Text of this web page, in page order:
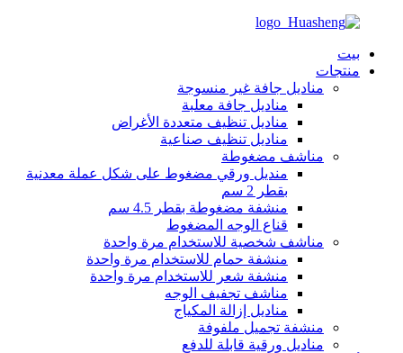
بيت
منتجات
مناديل جافة غير منسوجة
مناديل جافة معلبة
مناديل تنظيف متعددة الأغراض
مناديل تنظيف صناعية
مناشف مضغوطة
منديل ورقي مضغوط على شكل عملة معدنية
بقطر 2 سم
منشفة مضغوطة بقطر 4.5 سم
قناع الوجه المضغوط
مناشف شخصية للاستخدام مرة واحدة
منشفة حمام للاستخدام مرة واحدة
منشفة شعر للاستخدام مرة واحدة
مناشف تجفيف الوجه
مناديل إزالة المكياج
منشفة تجميل ملفوفة
مناديل ورقية قابلة للدفع